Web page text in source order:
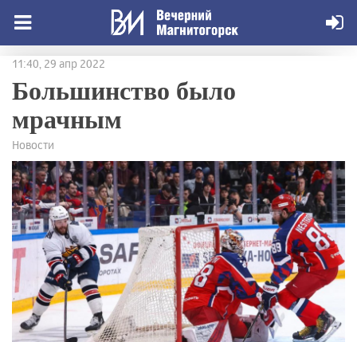
11:40, 29 апр 2022
Большинство было
мрачным
Новости